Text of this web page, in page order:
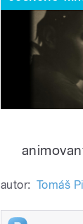
autor: Tomáš